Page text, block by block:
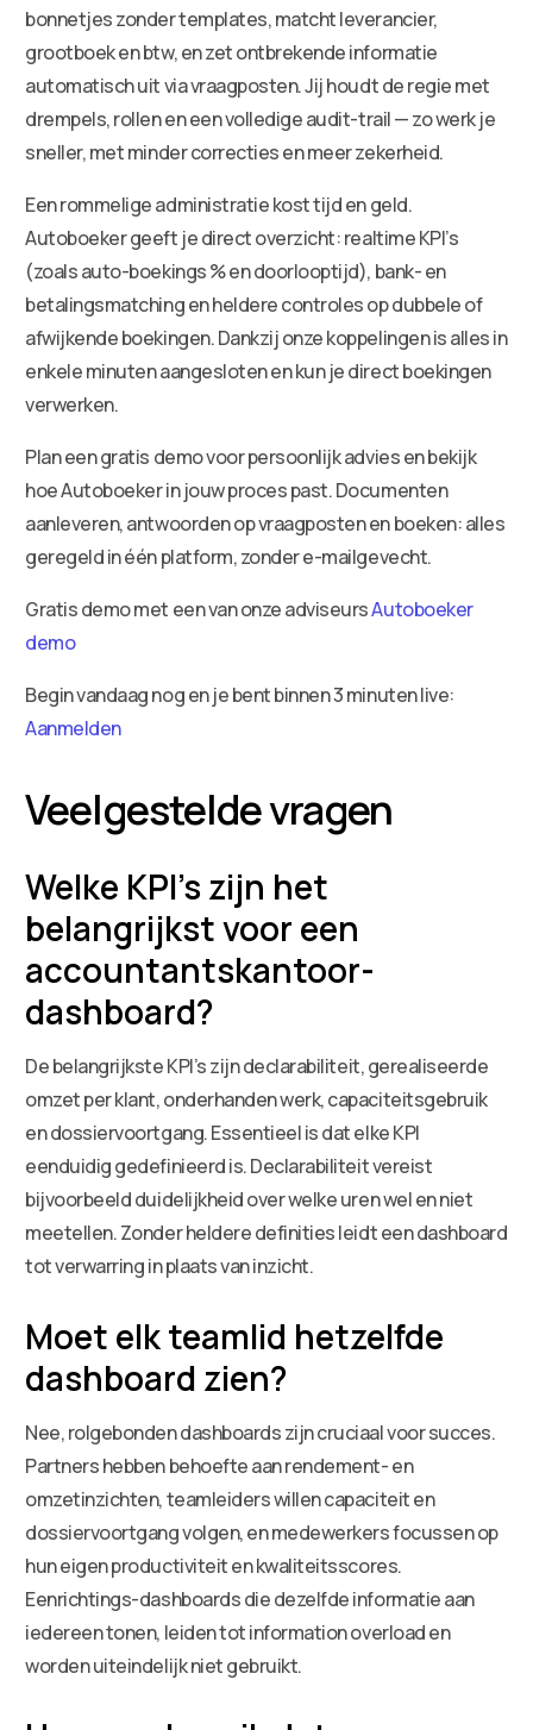
bonnetjes zonder templates, matcht leverancier,
grootboek en btw, en zet ontbrekende informatie
automatisch uit via vraagposten. Jij houdt de regie met
drempels, rollen en een volledige audit-trail — zo werk je
sneller, met minder correcties en meer zekerheid.
Een rommelige administratie kost tijd en geld.
Autoboeker geeft je direct overzicht: realtime KPI’s
(zoals auto-boekings % en doorlooptijd), bank- en
betalingsmatching en heldere controles op dubbele of
afwijkende boekingen. Dankzij onze koppelingen is alles in
enkele minuten aangesloten en kun je direct boekingen
verwerken.
Plan een gratis demo voor persoonlijk advies en bekijk
hoe Autoboeker in jouw proces past. Documenten
aanleveren, antwoorden op vraagposten en boeken: alles
geregeld in één platform, zonder e-mailgevecht.
Gratis demo met een van onze adviseursAutoboeker
demo
Begin vandaag nog en je bent binnen 3 minuten live:
Aanmelden
Veelgestelde vragen
Welke KPI’s zijn het
belangrijkst voor een
accountantskantoor-
dashboard?
De belangrijkste KPI’s zijn declarabiliteit, gerealiseerde
omzet per klant, onderhanden werk, capaciteitsgebruik
en dossiervoortgang. Essentieel is dat elke KPI
eenduidig gedefinieerd is. Declarabiliteit vereist
bijvoorbeeld duidelijkheid over welke uren wel en niet
meetellen. Zonder heldere definities leidt een dashboard
tot verwarring in plaats van inzicht.
Moet elk teamlid hetzelfde
dashboard zien?
Nee, rolgebonden dashboards zijn cruciaal voor succes.
Partners hebben behoefte aan rendement- en
omzetinzichten, teamleiders willen capaciteit en
dossiervoortgang volgen, en medewerkers focussen op
hun eigen productiviteit en kwaliteitsscores.
Eenrichtings-dashboards die dezelfde informatie aan
iedereen tonen, leiden tot information overload en
worden uiteindelijk niet gebruikt.